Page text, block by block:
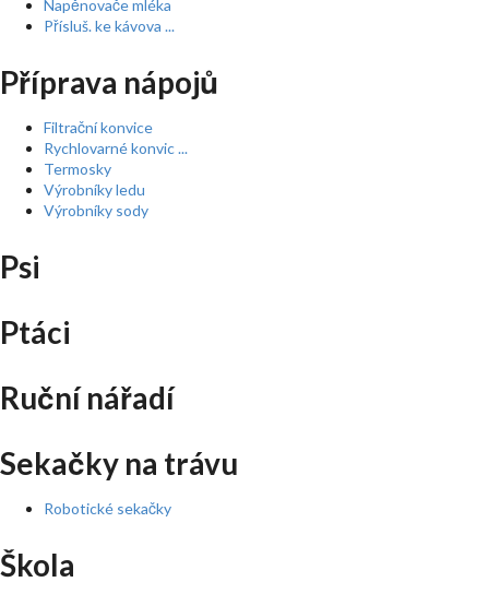
Napěnovače mléka
Přísluš. ke kávova ...
Příprava nápojů
Filtrační konvice
Rychlovarné konvic ...
Termosky
Výrobníky ledu
Výrobníky sody
Psi
Ptáci
Ruční nářadí
Sekačky na trávu
Robotické sekačky
Škola